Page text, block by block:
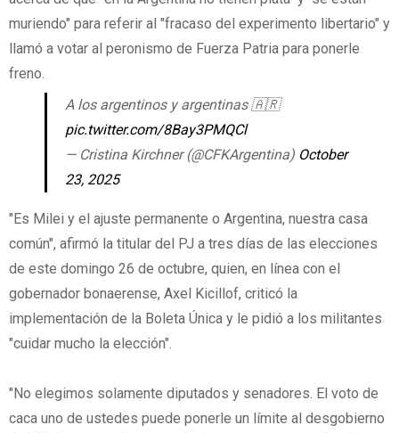
muriendo" para referir al "fracaso del experimento libertario" y
llamó a votar al peronismo de Fuerza Patria para ponerle
freno.
A los argentinos y argentinas 🇦🇷
pic.twitter.com/8Bay3PMQCl
— Cristina Kirchner (@CFKArgentina) October
23, 2025
"Es Milei y el ajuste permanente o Argentina, nuestra casa
común", afirmó la titular del PJ a tres días de las elecciones
de este domingo 26 de octubre, quien, en línea con el
gobernador bonaerense, Axel Kicillof, criticó la
implementación de la Boleta Única y le pidió a los militantes
"cuidar mucho la elección".
"No elegimos solamente diputados y senadores. El voto de
caca uno de ustedes puede ponerle un límite al desgobierno